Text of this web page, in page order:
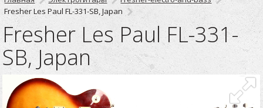
Fresher Les Paul FL-331-SB, Japan
Fresher Les Paul FL-331-
SB, Japan